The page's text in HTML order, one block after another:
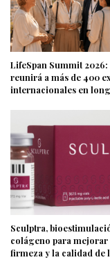
LifeSpan Summit
reunirá a más de 400
internacionales en
Sculptra,
colágeno para mejorar
firmeza y la calidad de